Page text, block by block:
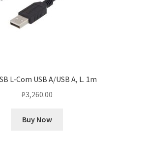
L-Com USB A/USB A, L. 1m
₽3,260.00
Buy Now